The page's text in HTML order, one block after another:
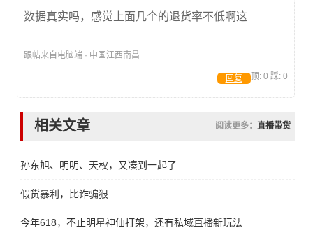
数据真实吗，感觉上面几个的退货率不低啊这
跟帖来自电脑端 · 中国江西南昌
顶: 0 踩: 0
回复
相关文章 阅读更多： 直播带货
孙东旭、明明、天权，又凑到一起了
假货暴利，比诈骗狠
今年618，不止明星神仙打架，还有私域直播新玩法